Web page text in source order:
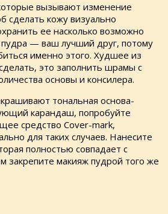
вызывают изменение
сделать кожу визуально
ее насколько возможно
пудра — ваш лучший друг, потому
именно этого. Худшее из
это заполнить шрамы с
основы и консилера.
тональная основа-
карандаш, попробуйте
средство Cover-mark,
для таких случаев. Нанесите
полностью совпадает с
закрепите макияж пудрой того же